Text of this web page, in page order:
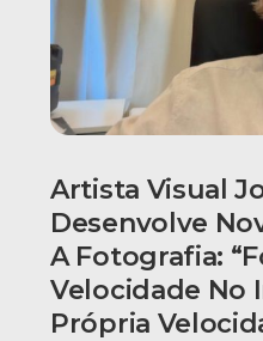
Artista Visual
Desenvolve
A Fotografia:
Velocidade No
Própria